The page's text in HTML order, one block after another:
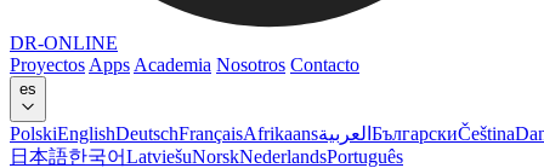
DR-ONLINE
Proyectos Apps Academia Nosotros Contacto
es
PolskiEnglishDeutschFrançaisAfrikaansالعربية БългарскиČeština
日本語한국어LatviešuNorskNederlandsPortuguês